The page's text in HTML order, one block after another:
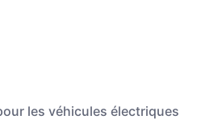
les véhicules électriques